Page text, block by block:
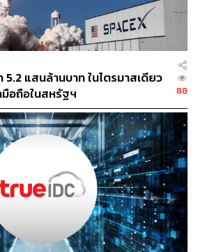
ที่ใช้ชิปของ Nvidia จะสามารถรับมือ
รทำงานของ AI ในซอฟต์แวร์ที่ใช้
ย่างเช่น Photoshop ของ Adobe Inc.
หม่เพื่อตอบสนองต่อคำสั่ง
ารสร้างรูปภาพและเนื้อหาวิดีโอได้ดี
นี้จะช่วยเพิ่มขีดความสามารถในการ
ามารถรองรับเกมระดับไฮเอนด์ได้
news/articles/2026-06-0
laptop-market-taking-on-int
asia
5.2 แสนล้านบาท ในไตรมาสเดียว
อถือในสหรัฐฯ
88